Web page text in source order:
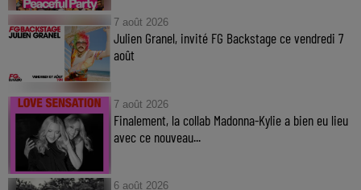
7 août 2026
Julien Granel, invité FG Backstage ce vendredi 7
août
7 août 2026
Finalement, la collab Madonna-Kylie a bien eu lieu
avec ce nouveau...
6 août 2026